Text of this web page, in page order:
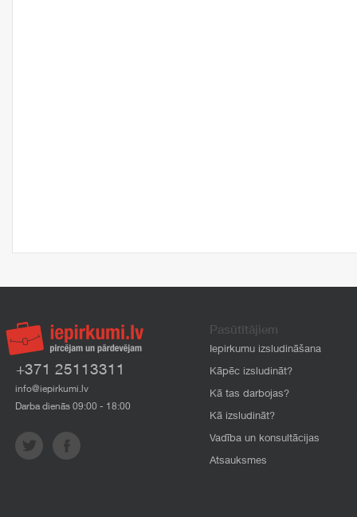
+371 25113311
info@iepirkumi.lv
Darba dienās 09:00 - 18:00
Pasūtītājiem
Iepirkumu izsludināšana
Kāpēc izsludināt?
Kā tas darbojas?
Kā izsludināt?
Vadība un konsultācijas
Atsauksmes